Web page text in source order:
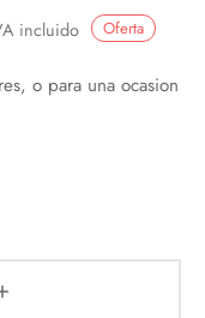
Oferta
incluido
o para una ocasion